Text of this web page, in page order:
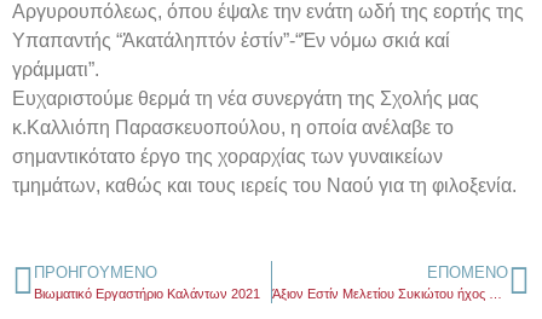
Αργυρουπόλεως, όπου έψαλε την ενάτη ωδή της εορτής της
Υπαπαντής “Ἀκατάληπτόν ἐστίν”-“Ἐν νόμω σκιά καί
γράμματι”.
Ευχαριστούμε θερμά τη νέα συνεργάτη της Σχολής μας
κ.Καλλιόπη Παρασκευοπούλου, η οποία ανέλαβε το
σημαντικότατο έργο της χοραρχίας των γυναικείων
τμημάτων, καθώς και τους ιερείς του Ναού για τη φιλοξενία.
ΠΡΟΗΓΟΎΜΕΝΟ
Βιωματικό Εργαστήριο Καλάντων 2021
ΕΠΌΜΕΝΟ